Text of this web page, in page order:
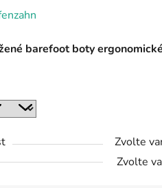
barefoot boty
Zvolte
Zvolte